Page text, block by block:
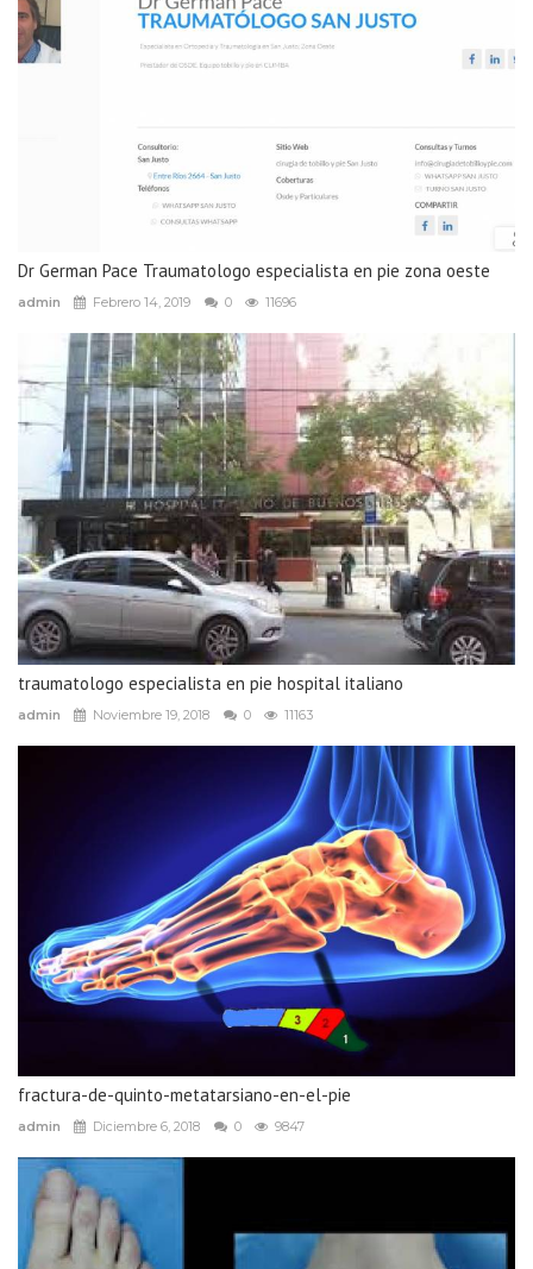
Dr German Pace Traumatologo especialista en pie zona oeste
admin Febrero 14, 2019 0 11696
traumatologo especialista en pie hospital italiano
admin Noviembre 19, 2018 0 11163
fractura-de-quinto-metatarsiano-en-el-pie
admin Diciembre 6, 2018 0 9847